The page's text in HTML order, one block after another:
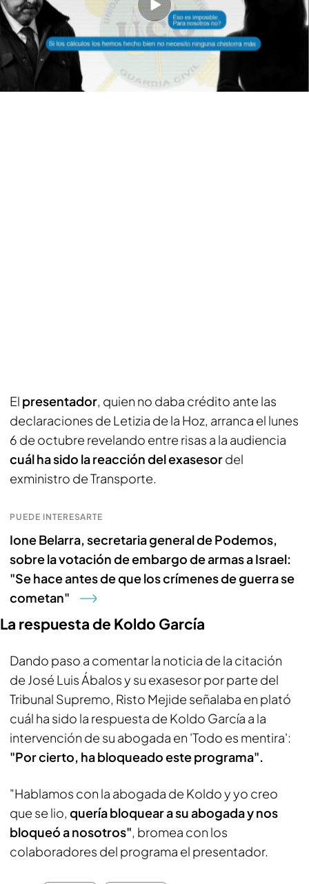
El presentador, quien no daba crédito ante las
declaraciones de Letizia de la Hoz, arranca el lunes
6 de octubre revelando entre risas a la audiencia
cuál ha sido la reacción del exasesordel
exministro de Transporte.
PUEDE INTERESARTE
Ione Belarra, secretaria general de Podemos,
sobre la votación de embargo de armas a Israel:
"Se hace antes de que los crímenes de guerra se
cometan"
La respuesta de Koldo García
Dando paso a comentar la noticia de la citación
de José Luis Ábalos y su exasesor por parte del
Tribunal Supremo, Risto Mejide señalaba en plató
cuál ha sido la respuesta de Koldo García a la
intervención de su abogada en 'Todo es mentira':
"Por cierto, ha bloqueado este programa".
"Hablamos con la abogada de Koldo y yo creo
que se lio, quería bloquear a su abogada y nos
bloqueó a nosotros", bromea con los
colaboradores del programa el presentador.